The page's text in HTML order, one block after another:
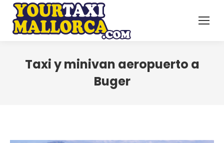
Taxi y minivan aeropuerto a
Buger